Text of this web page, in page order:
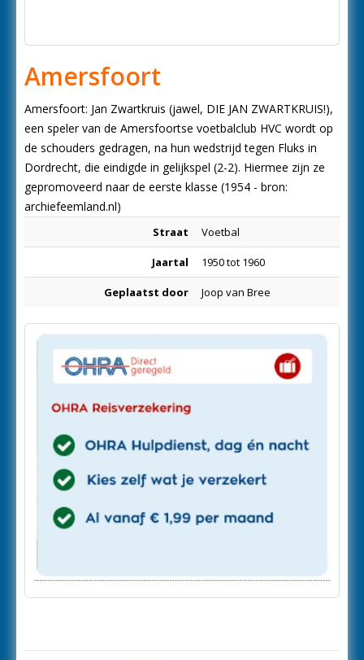
Amersfoort
Amersfoort: Jan Zwartkruis (jawel, DIE JAN ZWARTKRUIS!),
een speler van de Amersfoortse voetbalclub HVC wordt op
de schouders gedragen, na hun wedstrijd tegen Fluks in
Dordrecht, die eindigde in gelijkspel (2-2). Hiermee zijn ze
gepromoveerd naar de eerste klasse (1954 - bron:
archiefeemland.nl)
Straat Voetbal
Jaartal 1950 tot 1960
Geplaatst door Joop van Bree